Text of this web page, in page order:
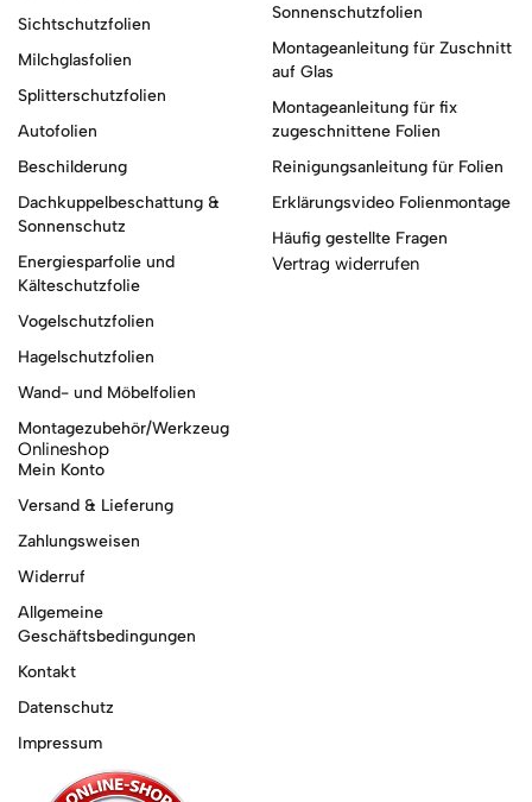
Sichtschutzfolien
Milchglasfolien
Splitterschutzfolien
Autofolien
Beschilderung
Dachkuppelbeschattung &
Sonnenschutz
Energiesparfolie und
Kälteschutzfolie
Vogelschutzfolien
Hagelschutzfolien
Wand- und Möbelfolien
Montagezubehör/Werkzeug
Sonnenschutzfolien
Montageanleitung für Zuschnitt
auf Glas
Montageanleitung für fix
zugeschnittene Folien
Reinigungsanleitung für Folien
Erklärungsvideo Folienmontage
Häufig gestellte Fragen
Vertrag widerrufen
Onlineshop
Mein Konto
Versand & Lieferung
Zahlungsweisen
Widerruf
Allgemeine
Geschäftsbedingungen
Kontakt
Datenschutz
Impressum